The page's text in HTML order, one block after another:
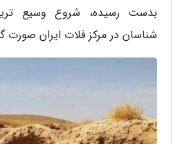
بدست رسیده، شروع وسیع
شناسان در مرکز فلات ایران صورت